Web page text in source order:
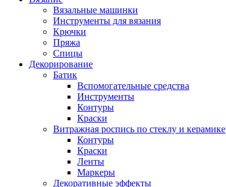
Вязальные машинки
Инструменты для вязания
Крючки
Пряжа
Спицы
Декорирование
Батик
Вспомогательные средства
Инструменты
Контуры
Краски
Витражная роспись по стеклу и керамике
Контуры
Краски
Ленты
Маркеры
Декоративные эффекты